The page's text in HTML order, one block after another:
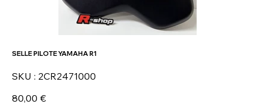
SELLE PILOTE YAMAHA R1
SKU : SKU
2CR2471000
2CR2471000
Prix
80,00 €